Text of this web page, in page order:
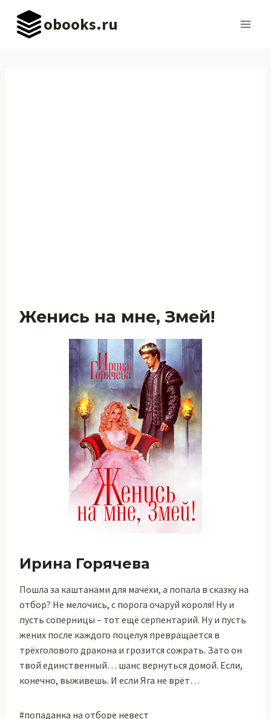
Перейти
содержимому
obooks.ru
Женись на мне, Змей!
Ирина Горячева
Пошла за каштанами для мачехи, а попала в сказку на
отбор? Не мелочись, с порога очаруй короля! Ну и
пусть соперницы – тот ещё серпентарий. Ну и пусть
жених после каждого поцелуя превращается в
трёхголового дракона и грозится сожрать. Зато он
твой единственный… шанс вернуться домой. Если,
конечно, выживешь. И если Яга не врёт…
#попаданка на отборе невест